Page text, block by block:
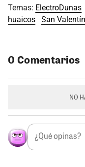
Temas: ElectroDunas
huaicos
San Valentín
0 Comentarios
NO